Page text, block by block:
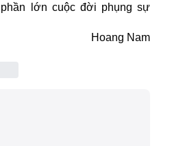
lớn cuộc đời phụng sự
Hoang Nam